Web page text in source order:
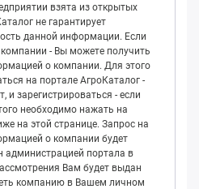
взята из открытых
не гарантирует
данной информации. Если
- Вы можете получить
о компании. Для этого
на портале АгроКаталог -
и зарегистрироваться - если
необходимо нажать на
на этой странице. Запрос на
о компании будет
администрацией портала в
Вам будет выдан
компанию в Вашем личном